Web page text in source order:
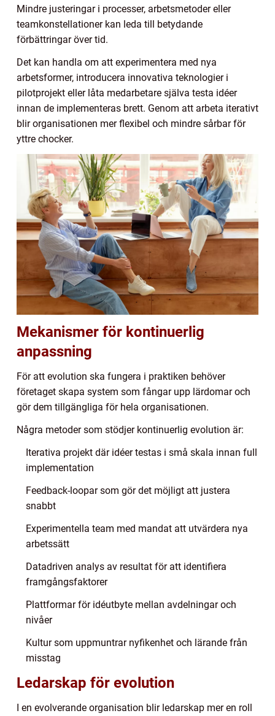
Mindre justeringar i processer, arbetsmetoder eller
teamkonstellationer kan leda till betydande
förbättringar över tid.
Det kan handla om att experimentera med nya
arbetsformer, introducera innovativa teknologier i
pilotprojekt eller låta medarbetare själva testa idéer
innan de implementeras brett. Genom att arbeta iterativt
blir organisationen mer flexibel och mindre sårbar för
yttre chocker.
Mekanismer för kontinuerlig
anpassning
För att evolution ska fungera i praktiken behöver
företaget skapa system som fångar upp lärdomar och
gör dem tillgängliga för hela organisationen.
Några metoder som stödjer kontinuerlig evolution är:
Iterativa projekt där idéer testas i små skala innan full
implementation
Feedback-loopar som gör det möjligt att justera
snabbt
Experimentella team med mandat att utvärdera nya
arbetssätt
Datadriven analys av resultat för att identifiera
framgångsfaktorer
Plattformar för idéutbyte mellan avdelningar och
nivåer
Kultur som uppmuntrar nyfikenhet och lärande från
misstag
Ledarskap för evolution
I en evolverande organisation blir ledarskap mer en roll